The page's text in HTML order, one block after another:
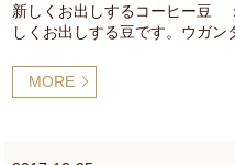
新しくお出しするコーヒー豆
しくお出しする豆です。ウガ
MORE